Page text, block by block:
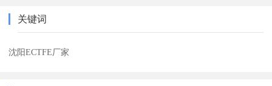
关键词
沈阳ECTFE厂家